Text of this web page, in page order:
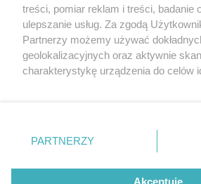
Nie zapomnij
zapoznać się z:
polityką prywatności regulamin
Twojemiasto
Piekary Śląskie
Chorzów
Tarnowskie Góry
Gliwice
Kontakt
Redakcja
treści, pomiar reklam i treści, badanie
ulepszanie usług. Za zgodą
Partnerzy możemy używać
geolokalizacyjnych oraz aktywnie
charakterystykę urządzenia do celów
zmienić/wycofać klikając przycisk
znajdujący się w lewym dolnym rogu
rodzaje przetwarzania danych nie
użytkownika, ale masz prawo
PARTNERZY
Akceptuję